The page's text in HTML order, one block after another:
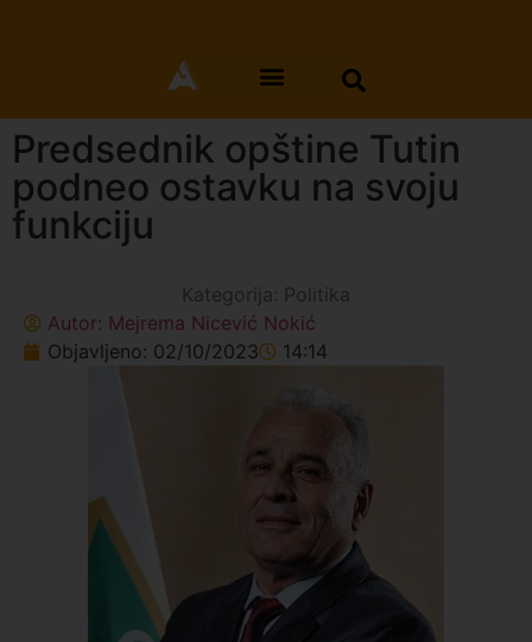
Predsednik opštine Tutin
podneo ostavku na svoju
funkciju
Kategorija: Politika
Autor: Mejrema Nicević Nokić
Objavljeno: 02/10/2023 14:14